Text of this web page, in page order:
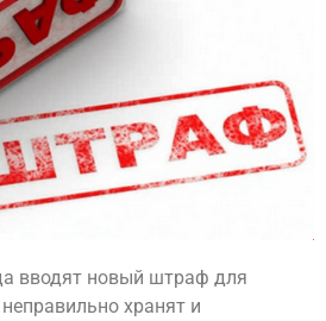
вводят новый штраф для
хранят и